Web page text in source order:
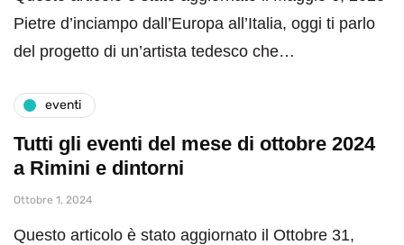
Pietre d’inciampo dall’Europa all’Italia, oggi ti parlo
del progetto di un’artista tedesco che…
eventi
Tutti gli eventi del mese di ottobre 2024
a Rimini e dintorni
Ottobre 1, 2024
Questo articolo è stato aggiornato il Ottobre 31,